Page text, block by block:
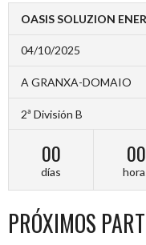
OASIS SOLUZION
04/10/2025
A GRANXA-DOMAIO
2ª División B
00
días
00
PRÓXIMOS